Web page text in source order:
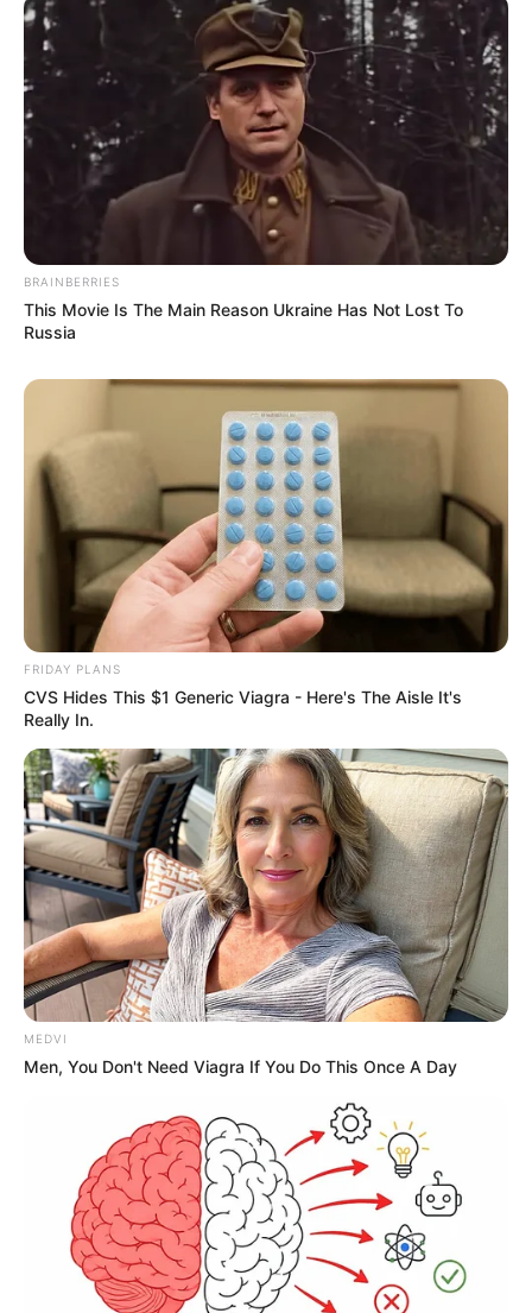
BRAINBERRIES
This Movie Is The Main Reason Ukraine Has Not Lost To
Russia
FRIDAY PLANS
CVS Hides This $1 Generic Viagra - Here's The Aisle It's
Really In.
MEDVI
Men, You Don't Need Viagra If You Do This Once A Day